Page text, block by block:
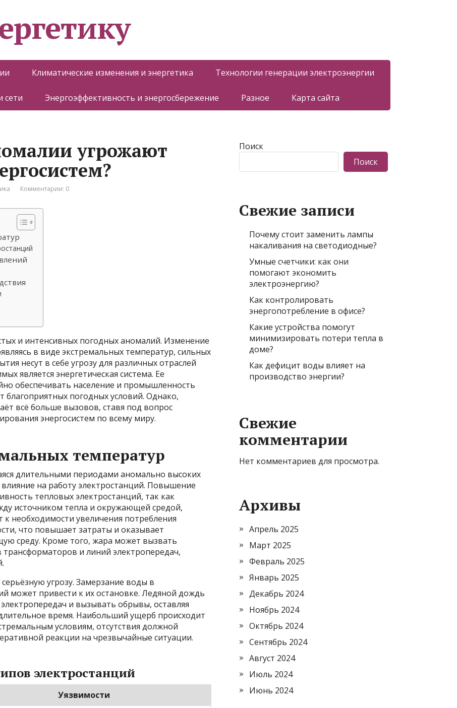
Климатические изменения и энергетика Технологии генерации электроэнергии
сети Энергоэффективность и энергосбережение Разное Карта сайта
угрожают
Комментарии: 0
и интенсивных погодных аномалий. Изменение
в виде экстремальных температур, сильных
несут в себе угрозу для различных отраслей
является энергетическая система. Ее
обеспечивать население и промышленность
благоприятных погодных условий. Однако,
всё больше вызовов, ставя под вопрос
энергосистем по всему миру.
температур
длительными периодами аномально высоких
на работу электростанций. Повышение
тепловых электростанций, так как
источником тепла и окружающей средой,
необходимости увеличения потребления
что повышает затраты и оказывает
среду. Кроме того, жара может вызвать
и линий электропередач,
угрозу. Замерзание воды в
может привести к их остановке. Ледяной дождь
и вызывать обрывы, оставляя
время. Наибольший ущерб происходит
условиям, отсутствия должной
реакции на чрезвычайные ситуации.
электростанций
Уязвимости
Поиск
Поиск
Свежие записи
Почему стоит заменить лампы
накаливания на светодиодные?
Умные счетчики: как они
помогают экономить
электроэнергию?
Как контролировать
энергопотребление в офисе?
Какие устройства помогут
минимизировать потери тепла в
доме?
Как дефицит воды влияет на
производство энергии?
Свежие
комментарии
Нет комментариев для просмотра.
Архивы
Апрель 2025
Март 2025
Февраль 2025
Январь 2025
Декабрь 2024
Ноябрь 2024
Октябрь 2024
Сентябрь 2024
Август 2024
Июль 2024
Июнь 2024